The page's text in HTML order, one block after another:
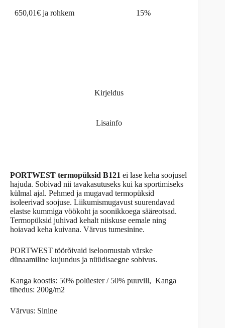
650,01€ ja rohkem 15%
Kirjeldus
Lisainfo
PORTWEST termopüksid B121 ei lase keha soojusel
hajuda. Sobivad nii tavakasutuseks kui ka sportimiseks
külmal ajal. Pehmed ja mugavad termopüksid
isoleerivad soojuse. Liikumismugavust suurendavad
elastse kummiga vöökoht ja soonikkoega sääreotsad.
Termopüksid juhivad kehalt niiskuse eemale ning
hoiavad keha kuivana. Värvus tumesinine.
PORTWEST töörõivaid iseloomustab värske
dünaamiline kujundus ja nüüdisaegne sobivus.
Kanga koostis: 50% polüester / 50% puuvill, Kanga
tihedus: 200g/m2
Värvus: Sinine